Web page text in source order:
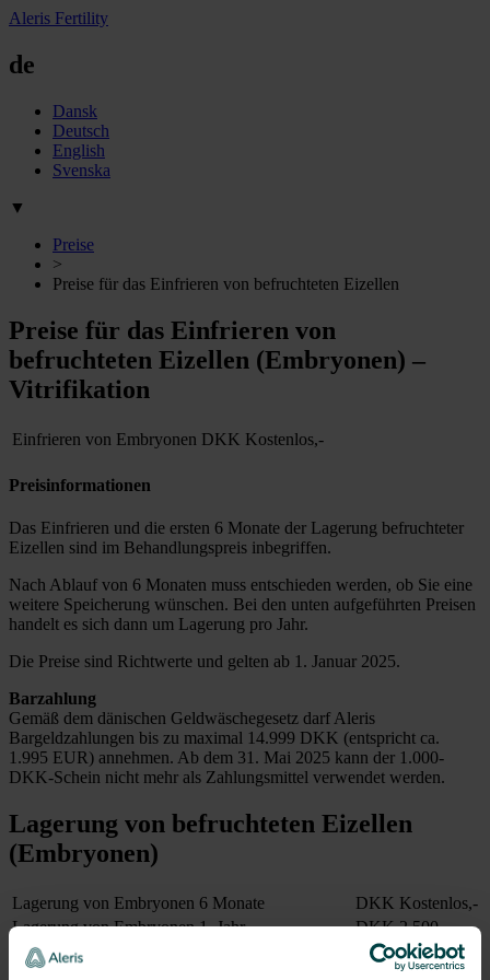
Aleris Fertility
de
Dansk
Deutsch
English
Svenska
▼
Preise
>
Preise für das Einfrieren von befruchteten Eizellen
Preise für das Einfrieren von
befruchteten Eizellen (Embryonen) –
Vitrifikation
Einfrieren von Embryonen DKK Kostenlos,-
Preisinformationen
Das Einfrieren und die ersten 6 Monate der Lagerung befruchteter
Eizellen sind im Behandlungspreis inbegriffen.
Nach Ablauf von 6 Monaten muss entschieden werden, ob Sie eine
weitere Speicherung wünschen. Bei den unten aufgeführten Preisen
handelt es sich dann um Lagerung pro Jahr.
Die Preise sind Richtwerte und gelten ab 1. Januar 2025.
Barzahlung
Gemäß dem dänischen Geldwäschegesetz darf Aleris
Bargeldzahlungen bis zu maximal 14.999 DKK (entspricht ca.
1.995 EUR) annehmen. Ab dem 31. Mai 2025 kann der 1.000-
DKK-Schein nicht mehr als Zahlungsmittel verwendet werden.
Lagerung von befruchteten Eizellen
(Embryonen)
Lagerung von Embryonen 6 Monate DKK Kostenlos,-
Lagerung von Embryonen 1. Jahr
DKK 2.500,-
Lagerung von Embryonen 2. Jahr
DKK 3.500,-
4.500,-